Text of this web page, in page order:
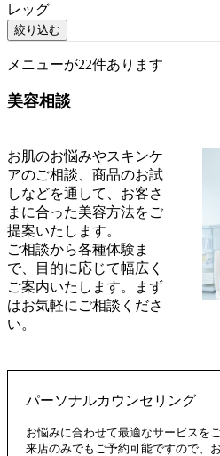
レッグ
絞り込む
メニューが22件あります
美容相談
お肌のお悩みやスキンケ
アのご相談、商品のお試
しなどを通して、お客さ
まに合った美容方法をご
提案いたします。
ご相談から各種体験ま
で、目的に応じて幅広く
ご案内いたします。まず
はお気軽にご相談くださ
い。
パーソナルカウンセリング
お悩みに合わせて最適なサービスを
来店のみでもご予約可能ですので、